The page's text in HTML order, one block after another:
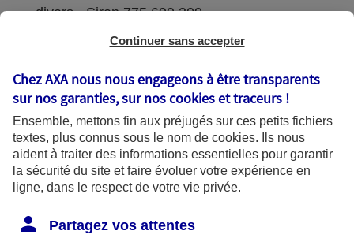
divers - Siren 775 699 309
Sièges sociaux : 313 Terrasses de l’Arche –
Coordonnées de l'Autorité de contrôle
prudentiel et de résolution (ACPR) : - 4
Place de Budapest - CS 92459 - 75436
Paris Cedex 09. Le détail des procédures de
recours et de réclamation et les
disponibles sur le site axa.fr.
Continuer sans accepter
Chez AXA nous nous engageons à être transparents
sur nos garanties, sur noscookies et traceurs !
Ensemble, mettons fin aux préjugés sur ces petits fichiers
textes, plus connus sous le nom de cookies. Ils nous
aident à traiter des informations essentielles pour garantir
la sécurité du site et faire évoluer votre expérience en
ligne, dans le respect de votre vie privée.
Partagez vos attentes